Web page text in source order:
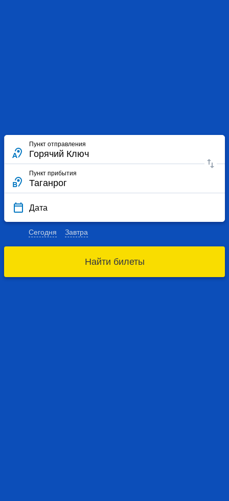
Пункт отправления
Пункт прибытия
Дата
Сегодня Завтра
Найти билеты